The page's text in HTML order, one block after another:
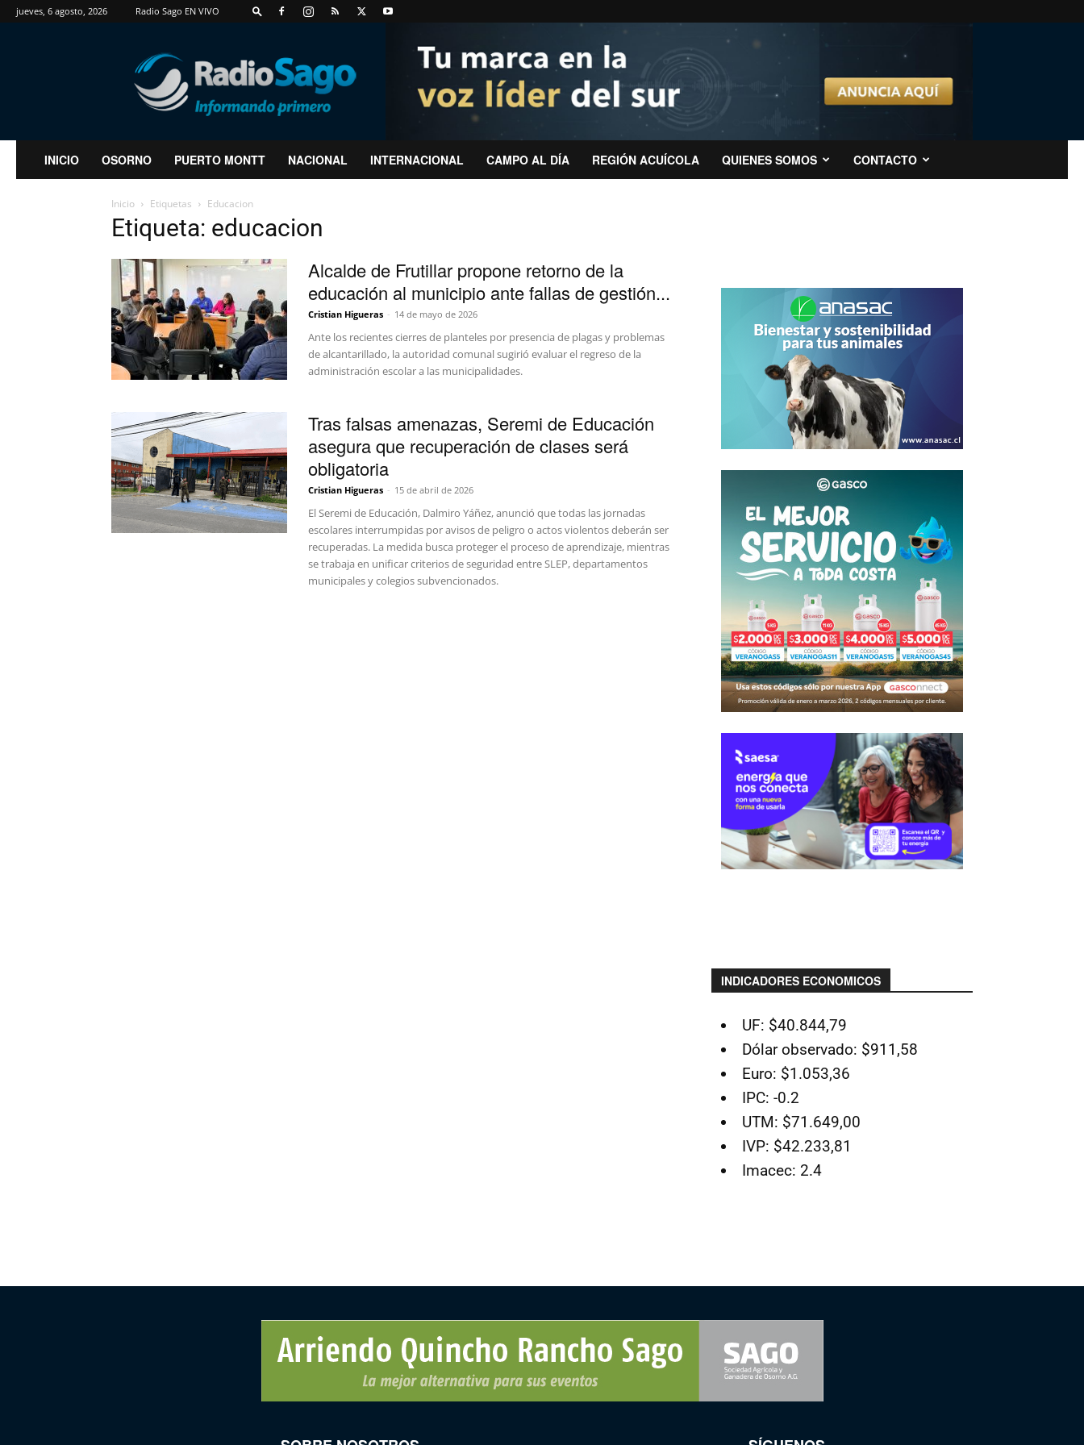
jueves, 6 agosto, 2026 Radio Sago EN VIVO
RadioSago
INICIO OSORNO PUERTO MONTT NACIONAL INTERNACIONAL CAMPO AL DÍA REGIÓN ACUÍCOLA QUIENES SOMOS CONTACTO
Inicio Etiquetas Educacion
Etiqueta: educacion
Alcalde de Frutillar propone retorno de la
educación al municipio ante fallas de gestión...
Cristian Higueras - 14 de mayo de 2026
Ante los recientes cierres de planteles por presencia de plagas y problemas
de alcantarillado, la autoridad comunal sugirió evaluar el regreso de la
administración escolar a las municipalidades.
Tras falsas amenazas, Seremi de Educación
asegura que recuperación de clases será
obligatoria
Cristian Higueras - 15 de abril de 2026
El Seremi de Educación, Dalmiro Yáñez, anunció que todas las jornadas
escolares interrumpidas por avisos de peligro o actos violentos deberán ser
recuperadas. La medida busca proteger el proceso de aprendizaje, mientras
se trabaja en unificar criterios de seguridad entre SLEP, departamentos
municipales y colegios subvencionados.
INDICADORES ECONOMICOS
UF: $40.844,79
Dólar observado: $911,58
Euro: $1.053,36
IPC: -0.2
UTM: $71.649,00
IVP: $42.233,81
Imacec: 2.4